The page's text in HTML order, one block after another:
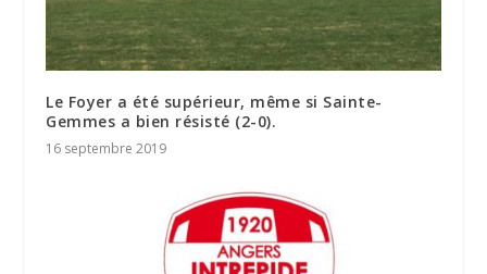
Le Foyer a été supérieur, même si Sainte-
Gemmes a bien résisté (2-0).
16 septembre 2019